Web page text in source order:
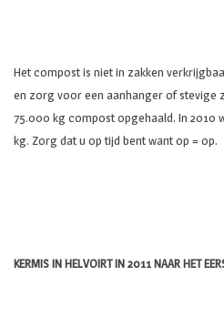
Het compost is niet in zakken
en zorg voor een aanhanger of stevige
75.000 kg compost opgehaald. In 2010
kg. Zorg dat u op tijd bent want op = op.
KERMIS IN HELVOIRT IN 2011 NAAR HET